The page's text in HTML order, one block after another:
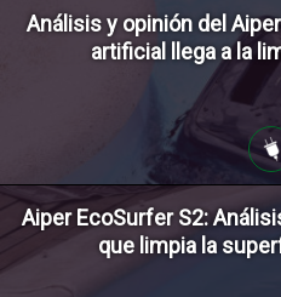
Análisis y opinión del
artificial llega a la
Aiper EcoSurfer S2:
que limpia la